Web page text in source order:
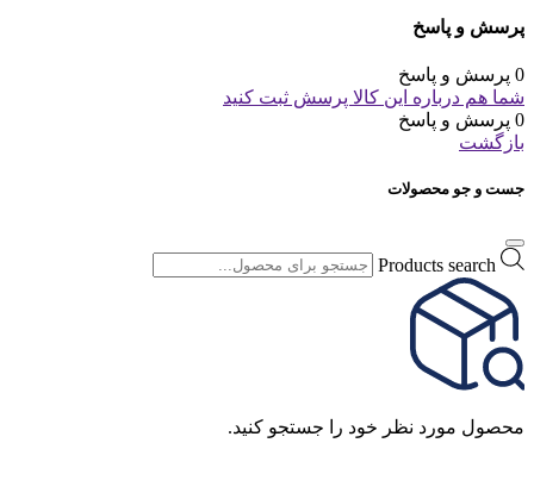
پرسش و پاسخ
0 پرسش و پاسخ
شما هم درباره این کالا پرسش ثبت کنید
0 پرسش و پاسخ
بازگشت
جست و جو محصولات
Products search
محصول مورد نظر خود را جستجو کنید.